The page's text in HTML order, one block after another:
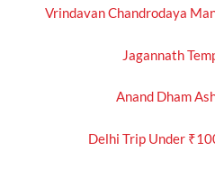
Vrindavan Chandrodaya
Jagannath
Anand Dham
Delhi Trip Under